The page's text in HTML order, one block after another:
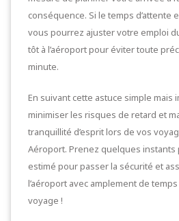
conséquence. Si le temps d’attente
vous pourrez ajuster votre emploi
tôt à l’aéroport pour éviter toute
minute.
En suivant cette astuce simple mais
minimiser les risques de retard et
tranquillité d’esprit lors de vos
Aéroport. Prenez quelques
estimé pour passer la sécurité et
l’aéroport avec amplement de
voyage !